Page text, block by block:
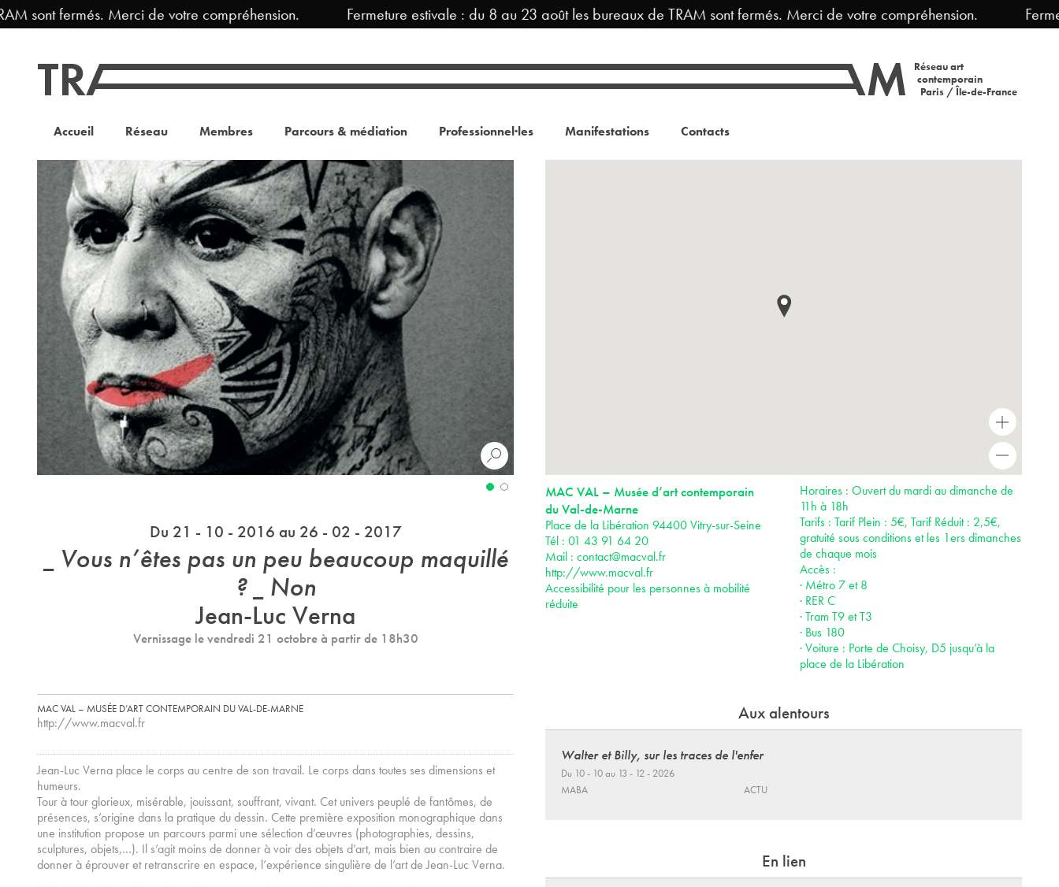
Merci de votre compréhension. Fermeture estivale : du 8 au 23 août les bureaux de TRAM sont fermés. Merci de votre compréhension. Fermeture
Réseau art
contemporain
Paris / Île-de-France
Accueil Réseau Membres Parcours & médiation Professionnel·les Manifestations Contacts
Du 21 - 10 - 2016 au 26 - 02 - 2017
_ Vous n’êtes pas un peu beaucoup maquillé
? _ Non
Jean-Luc Verna
Vernissage le vendredi 21 octobre à partir de 18h30
MAC VAL – MUSÉE D’ART CONTEMPORAIN DU VAL-DE-MARNE
http://www.macval.fr
Jean-Luc Verna place le corps au centre de son travail. Le corps dans toutes ses dimensions et
humeurs.
Tour à tour glorieux, misérable, jouissant, souffrant, vivant. Cet univers peuplé de fantômes, de
présences, s’origine dans la pratique du dessin. Cette première exposition monographique dans
une institution propose un parcours parmi une sélection d’œuvres (photographies, dessins,
sculptures, objets,…). Il s’agit moins de donner à voir des objets d’art, mais bien au contraire de
donner à éprouver et retranscrire en espace, l’expérience singulière de l’art de Jean-Luc Verna.
+
MAC VAL – Musée d’art contemporain
du Val-de-Marne
Place de la Libération 94400 Vitry-sur-Seine
Tél : 01 43 91 64 20
Mail : contact@macval.fr
http://www.macval.fr
Accessibilité pour les personnes à mobilité
réduite
Horaires : Ouvert du mardi au dimanche de
11h à 18h
Tarifs : Tarif Plein : 5€, Tarif Réduit : 2,5€,
gratuité sous conditions et les 1ers dimanches
de chaque mois
Accès :
· Métro 7 et 8
· RER C
· Tram T9 et T3
· Bus 180
· Voiture : Porte de Choisy, D5 jusqu’à la
place de la Libération
Aux alentours
Walter et Billy, sur les traces de l'enfer
Du 10 - 10 au 13 - 12 - 2026
MABA
ACTU
En lien